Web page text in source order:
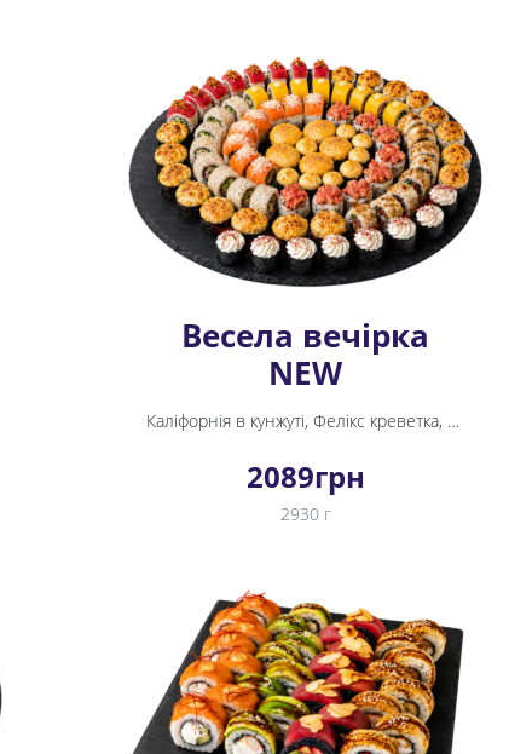
Весела вечірка
NEW
Каліфорнія в кунжуті, Фелікс креветка, Філадельфія Фреш, Yappo рол, Фудзі, Теріякі Хот, Крабік Хот міні рол, Тайфун, Спайсі Тунець, Тунець Боніто, Делайт
2089грн
2930 г